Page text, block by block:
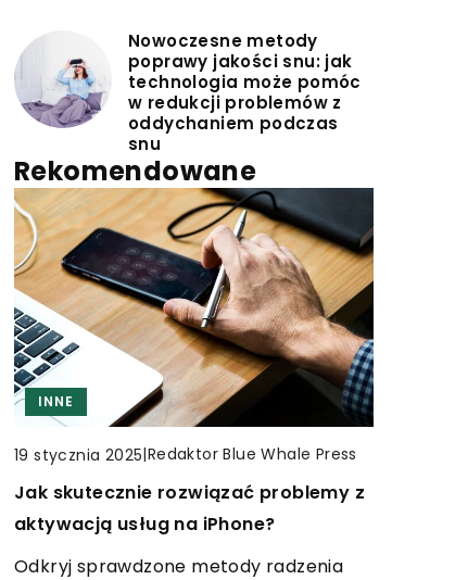
Nowoczesne metody
poprawy jakości snu: jak
technologia może pomóc
w redukcji problemów z
oddychaniem podczas
snu
Rekomendowane
INNE
22 maja 2024|Redaktor Blue Whale Press
Jak pielęgnować i dbać o meble
wykonane z naturalnej skóry?
Dowiedz się, jak odpowiednio
INNE
19 stycznia 2025|Redaktor Blue Whale Press
Jak skutecznie rozwiązać problemy z
aktywacją usług na iPhone?
Odkryj sprawdzone metody radzenia
INNE
23 kwietnia 2024 Redaktor Blue Whale Press
Automatyzacja procesów
produkcyjnych dzięki
oprogramowaniu CAD/CAM. Przegląd
możliwości i korzyści
Zobacz, jak oprogramowanie CAD/CAM
rewolucjonizuje automatyzację
procesów produkcyjnych. Dowiedz się o
jego możliwościach, korzyściach i jak
wpłynąć na efektywność Twojego